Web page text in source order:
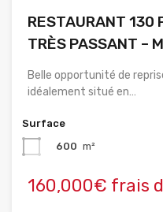
RESTAURANT 130
TRÈS PASSANT –
Belle opportunité de
idéalement situé en…
Surface
600 m²
160,000€ frais